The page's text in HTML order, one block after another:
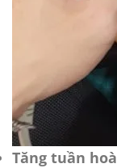
Tăng tuần